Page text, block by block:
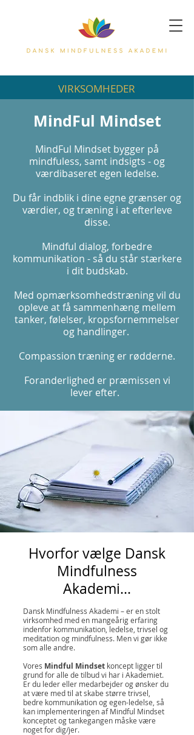
VIRKSOMHEDER
MindFul Mindset
MindFul Mindset bygger på
mindfuless, samt indsigts - og
værdibaseret egen ledelse.
Du får indblik i dine egne grænser og
værdier, og træning i at efterleve
disse.
Mindful dialog, forbedre
kommunikation - så du står stærkere
i dit budskab.
Med opmærksomhedstræning vil du
opleve at få sammenhæng mellem
tanker, følelser, kropsfornemmelser
og handlinger.​​
Compassion træning er rødderne.
Foranderlighed er præmissen vi
lever efter.
Hvorfor vælge Dansk
Mindfulness
Akademi...
Dansk Mindfulness Akademi – er en stolt
virksomhed med en mangeårig erfaring
indenfor kommunikation, ledelse, trivsel og
meditation og mindfulness. Men vi gør ikke
som alle andre.
Vores Mindful Mindset koncept ligger til
grund for alle de tilbud vi har i Akademiet.
Er du leder eller medarbejder og ønsker du
at være med til at skabe større trivsel,
bedre kommunikation og egen-ledelse, så
kan implementeringen af Mindful Mindset
konceptet og tankegangen måske være
noget for dig/jer.